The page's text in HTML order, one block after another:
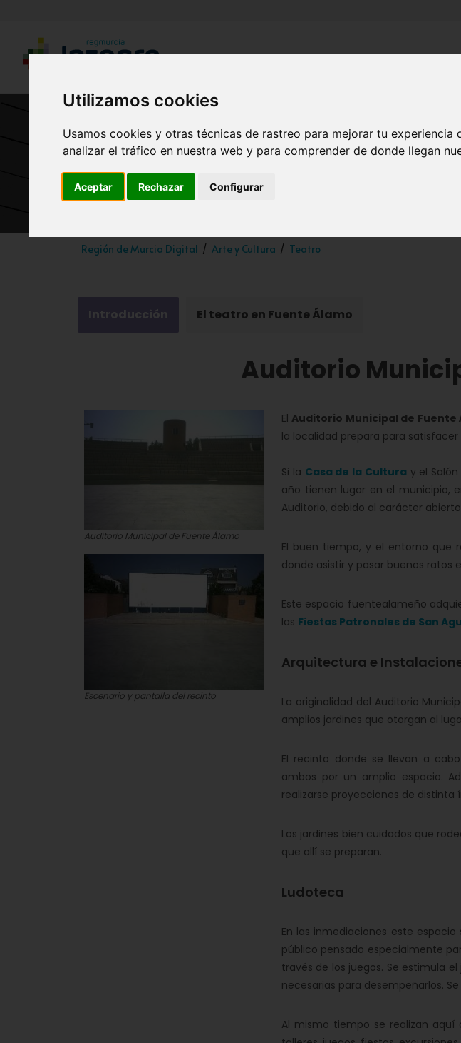
Utilizamos cookies
Usamos cookies y otras técnicas de rastreo para mejorar tu
analizar el tráfico en nuestra web y para comprender de donde llegan
Aceptar Rechazar Configurar
Región de Murcia Digital Arte y Cultura Teatro
Introducción El teatro en Fuente Álamo
Auditorio
El Auditorio Municipal de Fuente
la localidad prepara para
Si la Casa de la Cultura y el
año tienen lugar en el municipio,
Auditorio, debido al carácter
El buen tiempo, y el entorno que
donde asistir y pasar buenos ratos
Este espacio fuentealameño
las Fiestas Patronales de San
Arquitectura e
La originalidad del Auditorio
amplios jardines que otorgan al
El recinto donde se llevan a
ambos por un amplio espacio.
realizarse proyecciones de distinta
Los jardines bien cuidados que
que allí se preparan.
Ludoteca
En las inmediaciones este
público pensado especialmente
través de los juegos. Se estimula
necesarias para desempeñarlos.
Al mismo tiempo se realizan aquí
Auditorio Municipal de Fuente Álamo
Escenario y pantalla del recinto